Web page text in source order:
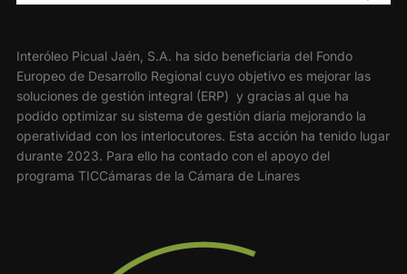
Interóleo Picual Jaén, S.A. ha sido beneficiaria del Fondo
Europeo de Desarrollo Regional cuyo objetivo es mejorar las
soluciones de gestión integral (ERP) y gracias al que ha
podido optimizar su sistema de gestión diaria mejorando la
operatividad con los interlocutores. Esta acción ha tenido lugar
durante 2023. Para ello ha contado con el apoyo del
programa TICCámaras de la Cámara de Linares